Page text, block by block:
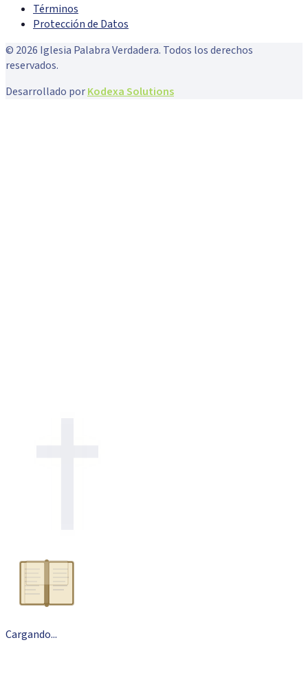
Términos
Protección de Datos
© 2026 Iglesia Palabra Verdadera. Todos los derechos
reservados.
Desarrollado porKodexa Solutions
Cargando...